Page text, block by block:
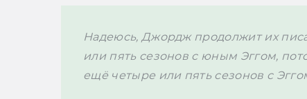
Надеюсь, Джордж продолжит их
или пять сезонов с юным Эггом,